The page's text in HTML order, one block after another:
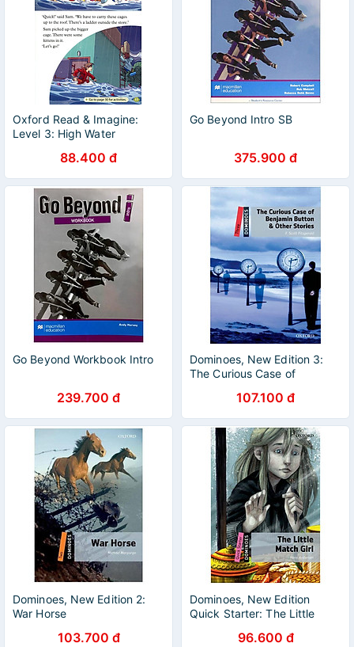
Oxford Read & Imagine:
Level 3: High Water
88.400 đ
Go Beyond Intro SB
375.900 đ
Go Beyond Workbook Intro
239.700 đ
Dominoes, New Edition 3:
The Curious Case of
107.100 đ
Dominoes, New Edition 2:
War Horse
103.700 đ
Dominoes, New Edition
Quick Starter: The Little
96.600 đ